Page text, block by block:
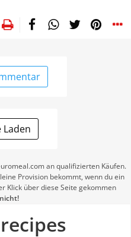
Laden
an qualifizierten Käufen.
Provision bekommt, wenn du ein
Klick über diese Seite gekommen